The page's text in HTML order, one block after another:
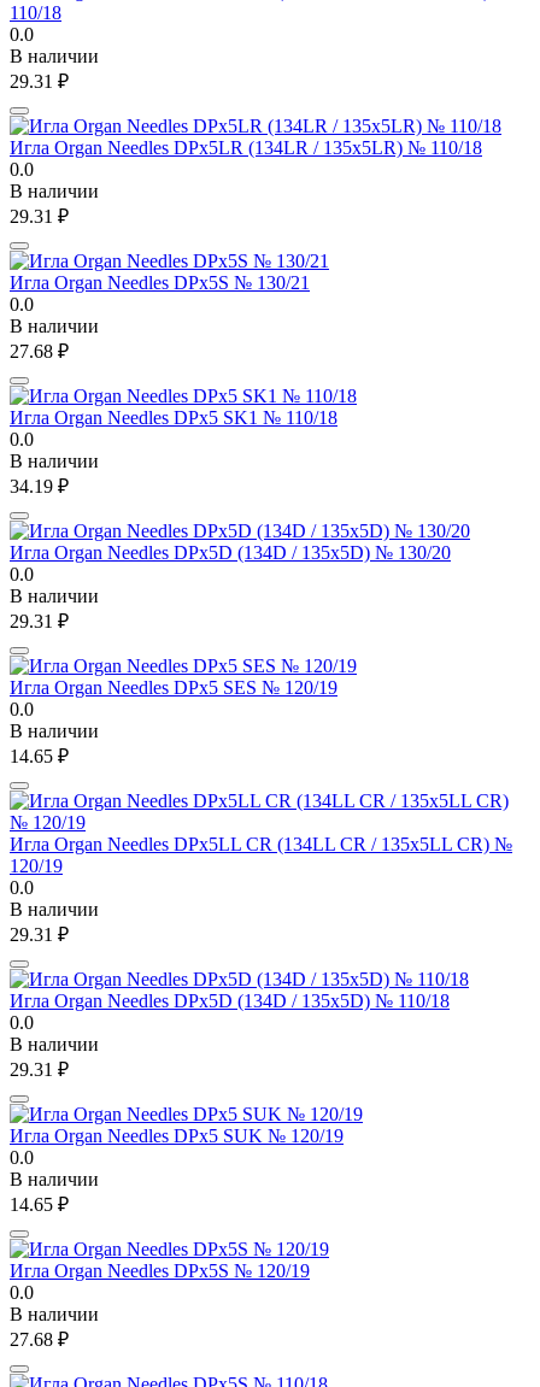
110/18
0.0
В наличии
29.31 ₽
Игла Organ Needles DPx5LR (134LR / 135x5LR) № 110/18
0.0
В наличии
29.31 ₽
Игла Organ Needles DPx5S № 130/21
0.0
В наличии
27.68 ₽
Игла Organ Needles DPx5 SK1 № 110/18
0.0
В наличии
34.19 ₽
Игла Organ Needles DPx5D (134D / 135x5D) № 130/20
0.0
В наличии
29.31 ₽
Игла Organ Needles DPx5 SES № 120/19
0.0
В наличии
14.65 ₽
Игла Organ Needles DPx5LL CR (134LL CR / 135x5LL CR) №
120/19
0.0
В наличии
29.31 ₽
Игла Organ Needles DPx5D (134D / 135x5D) № 110/18
0.0
В наличии
29.31 ₽
Игла Organ Needles DPx5 SUK № 120/19
0.0
В наличии
14.65 ₽
Игла Organ Needles DPx5S № 120/19
0.0
В наличии
27.68 ₽